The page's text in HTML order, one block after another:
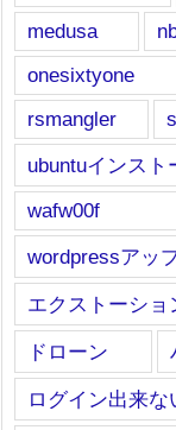
medusa
onesixtyone
rsmangler
ubuntuインスト
wafw00f
wordpressアッ
エクストーショ
ドローン
ログイン出来な